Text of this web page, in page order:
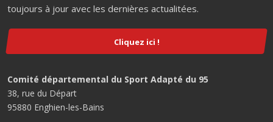
toujours à jour avec les dernières actualitées.
Cliquez ici !
Comité départemental du Sport Adapté du 95
38, rue du Départ
95880 Enghien-les-Bains